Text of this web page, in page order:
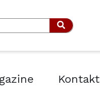
Suchen
Kontakt